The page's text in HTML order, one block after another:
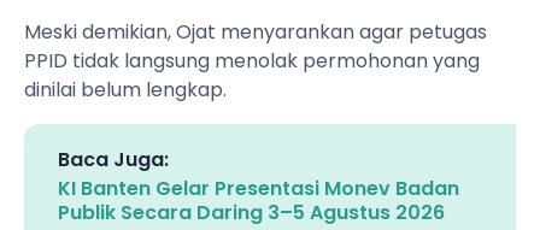
Meski demikian, Ojat menyarankan agar petugas
PPID tidak langsung menolak permohonan yang
dinilai belum lengkap.
Baca Juga:
KI Banten Gelar Presentasi Monev Badan
Publik Secara Daring 3–5 Agustus 2026